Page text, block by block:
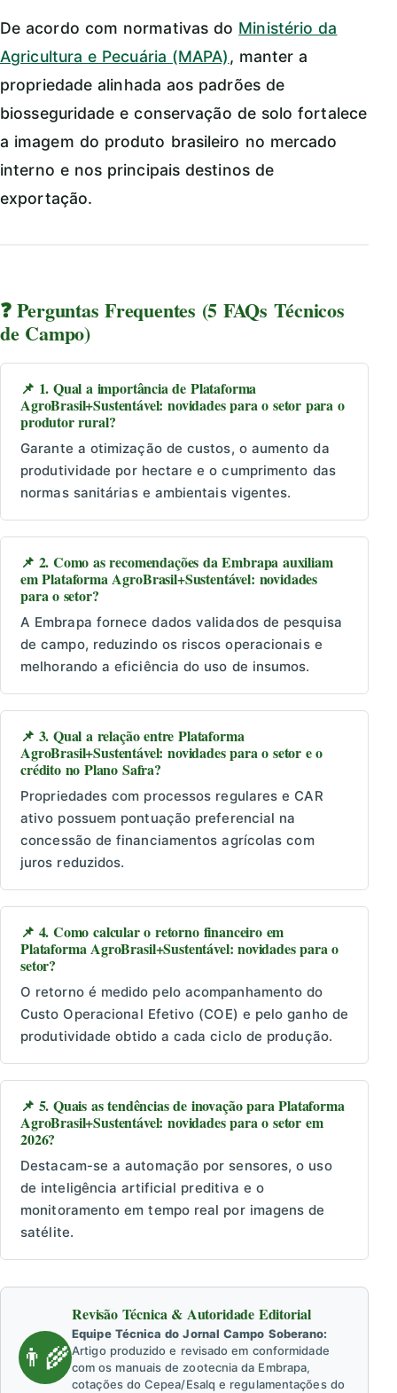
De acordo com normativas do Ministério da
Agricultura e Pecuária (MAPA), manter a
propriedade alinhada aos padrões de
biosseguridade e conservação de solo fortalece
a imagem do produto brasileiro no mercado
interno e nos principais destinos de
exportação.
❓ Perguntas Frequentes (5 FAQs Técnicos
de Campo)
📌 1. Qual a importância de Plataforma
AgroBrasil+Sustentável: novidades para o setor para o
produtor rural?
Garante a otimização de custos, o aumento da
produtividade por hectare e o cumprimento das
normas sanitárias e ambientais vigentes.
📌 2. Como as recomendações da Embrapa auxiliam
em Plataforma AgroBrasil+Sustentável: novidades
para o setor?
A Embrapa fornece dados validados de pesquisa
de campo, reduzindo os riscos operacionais e
melhorando a eficiência do uso de insumos.
📌 3. Qual a relação entre Plataforma
AgroBrasil+Sustentável: novidades para o setor e o
crédito no Plano Safra?
Propriedades com processos regulares e CAR
ativo possuem pontuação preferencial na
concessão de financiamentos agrícolas com
juros reduzidos.
📌 4. Como calcular o retorno financeiro em
Plataforma AgroBrasil+Sustentável: novidades para o
setor?
O retorno é medido pelo acompanhamento do
Custo Operacional Efetivo (COE) e pelo ganho de
produtividade obtido a cada ciclo de produção.
📌 5. Quais as tendências de inovação para Plataforma
AgroBrasil+Sustentável: novidades para o setor em
2026?
Destacam-se a automação por sensores, o uso
de inteligência artificial preditiva e o
monitoramento em tempo real por imagens de
satélite.
👨‍🌾
Revisão Técnica & Autoridade Editorial
Equipe Técnica do Jornal Campo Soberano:
Artigo produzido e revisado em conformidade
com os manuais de zootecnia da Embrapa,
cotações do Cepea/Esalq e regulamentações do